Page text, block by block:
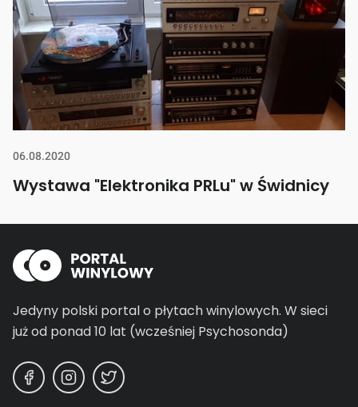
06.08.2020
Wystawa "Elektronika PRLu" w Świdnicy
Jedyny polski portal o płytach winylowych. W sieci
już od ponad 10 lat (wcześniej Psychosonda)